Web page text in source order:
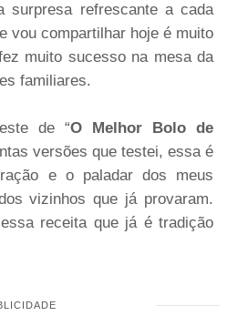
surpresa refrescante a cada
vou compartilhar hoje é muito
muito sucesso na mesa da
familiares.
de “O Melhor Bolo de
versões que testei, essa é
e o paladar dos meus
vizinhos que já provaram.
receita que já é tradição